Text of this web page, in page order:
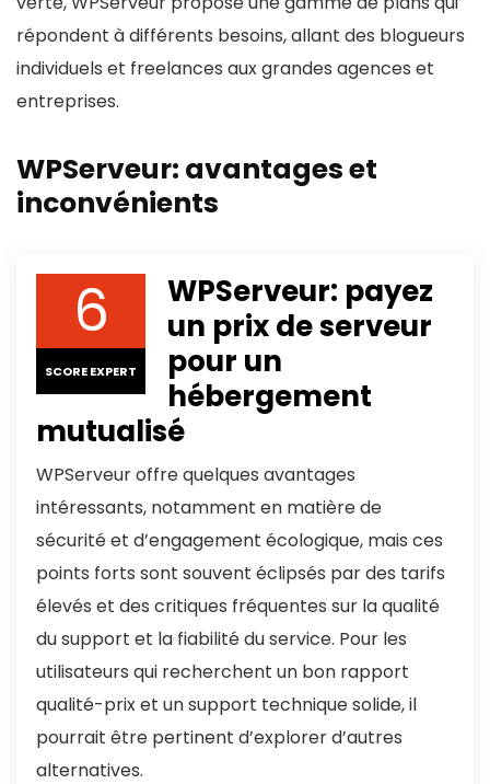
répondent à différents besoins, allant des blogueurs
individuels et freelances aux grandes agences et
entreprises.
WPServeur: avantages et
inconvénients
6
SCORE EXPERT
WPServeur: payez
un prix de serveur
pour un
hébergement
mutualisé
WPServeur offre quelques avantages
intéressants, notamment en matière de
sécurité et d’engagement écologique, mais ces
points forts sont souvent éclipsés par des tarifs
élevés et des critiques fréquentes sur la qualité
du support et la fiabilité du service. Pour les
utilisateurs qui recherchent un bon rapport
qualité-prix et un support technique solide, il
pourrait être pertinent d’explorer d’autres
alternatives.